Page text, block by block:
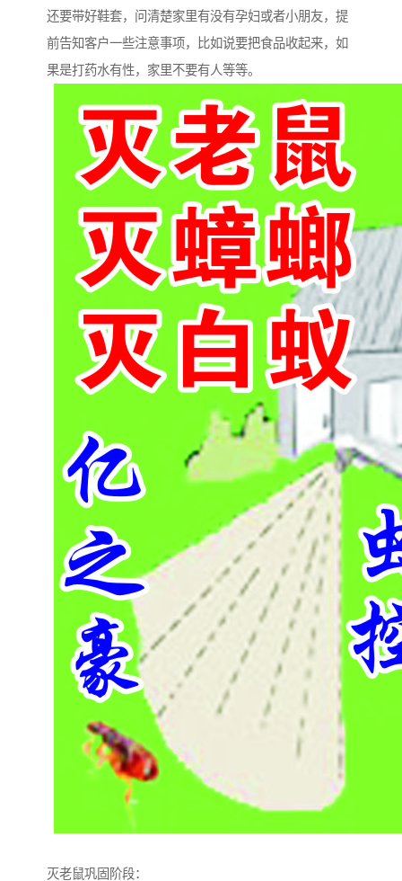
还要带好鞋套，问清楚家里有没有孕妇或者小朋友，提
前告知客户一些注意事项，比如说要把食品收起来，如
果是打药水有性，家里不要有人等等。
灭老鼠巩固阶段：